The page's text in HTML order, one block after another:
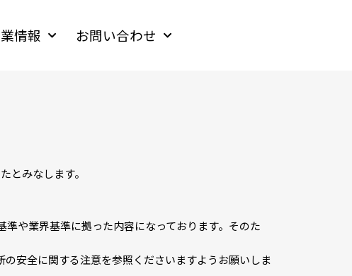
情報 お問い合わせ
とみなします。
や業界基準に拠った内容になっております。そのた
安全に関する注意を参照くださいますようお願いしま